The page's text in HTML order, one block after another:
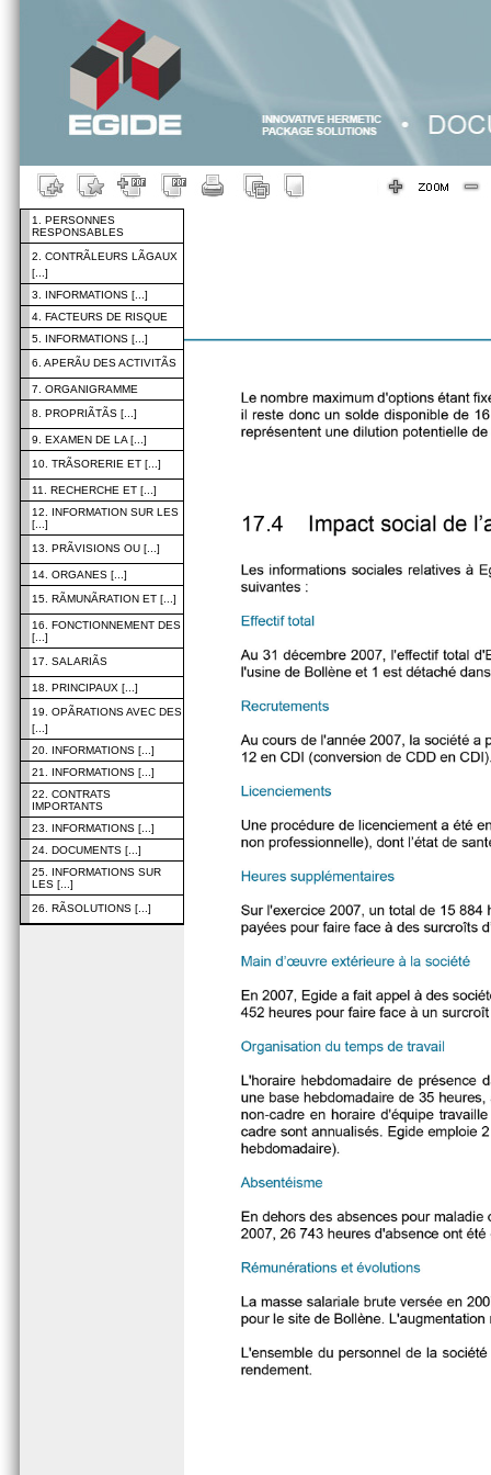
1. PERSONNES
RESPONSABLES
2. CONTRÃLEURS LÃGAUX
[...]
3. INFORMATIONS [...]
4. FACTEURS DE RISQUE
5. INFORMATIONS [...]
6. APERÃU DES ACTIVITÃS
7. ORGANIGRAMME
8. PROPRIÃTÃS [...]
9. EXAMEN DE LA [...]
10. TRÃSORERIE ET [...]
11. RECHERCHE ET [...]
12. INFORMATION SUR LES
[...]
13. PRÃVISIONS OU [...]
14. ORGANES [...]
15. RÃMUNÃRATION ET [...]
16. FONCTIONNEMENT DES
[...]
17. SALARIÃS
18. PRINCIPAUX [...]
19. OPÃRATIONS AVEC DES
[...]
20. INFORMATIONS [...]
21. INFORMATIONS [...]
22. CONTRATS
IMPORTANTS
23. INFORMATIONS [...]
24. DOCUMENTS [...]
25. INFORMATIONS SUR
LES [...]
26. RÃSOLUTIONS [...]